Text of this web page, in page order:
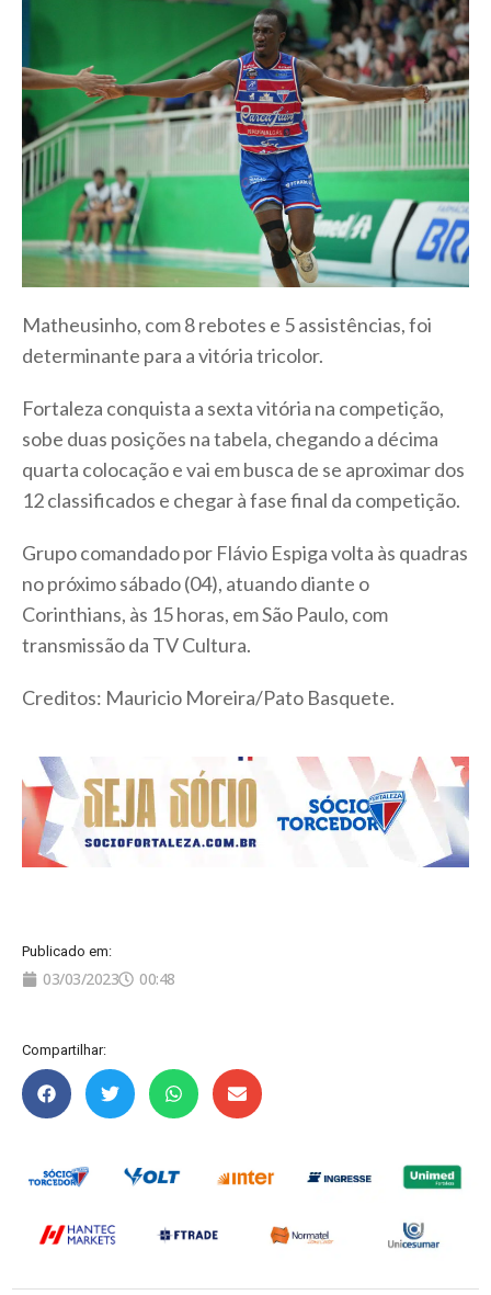
Matheusinho, com 8 rebotes e 5 assistências, foi
determinante para a vitória tricolor.
Fortaleza conquista a sexta vitória na competição,
sobe duas posições na tabela, chegando a décima
quarta colocação e vai em busca de se aproximar dos
12 classificados e chegar à fase final da competição.
Grupo comandado por Flávio Espiga volta às quadras
no próximo sábado (04), atuando diante o
Corinthians, às 15 horas, em São Paulo, com
transmissão da TV Cultura.
Creditos: Mauricio Moreira/Pato Basquete.
Publicado em:
03/03/2023 00:48
Compartilhar: